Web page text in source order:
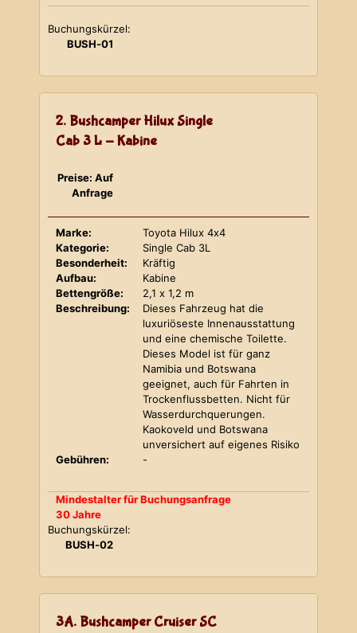
Buchungskürzel:
BUSH-01
2. Bushcamper Hilux Single
Cab 3 L - Kabine
Preise: Auf
Anfrage
Marke:
Toyota Hilux 4x4
Kategorie:
Single Cab 3L
Besonderheit:
Kräftig
Aufbau:
Kabine
Bettengröße:
2,1 x 1,2 m
Beschreibung:
Dieses Fahrzeug hat die
luxuriöseste Innenausstattung
und eine chemische Toilette.
Dieses Model ist für ganz
Namibia und Botswana
geeignet, auch für Fahrten in
Trockenflussbetten. Nicht für
Wasserdurchquerungen.
Kaokoveld und Botswana
unversichert auf eigenes Risiko
Gebühren:
-
Mindestalter für Buchungsanfrage
30 Jahre
Buchungskürzel:
BUSH-02
3A. Bushcamper Cruiser SC